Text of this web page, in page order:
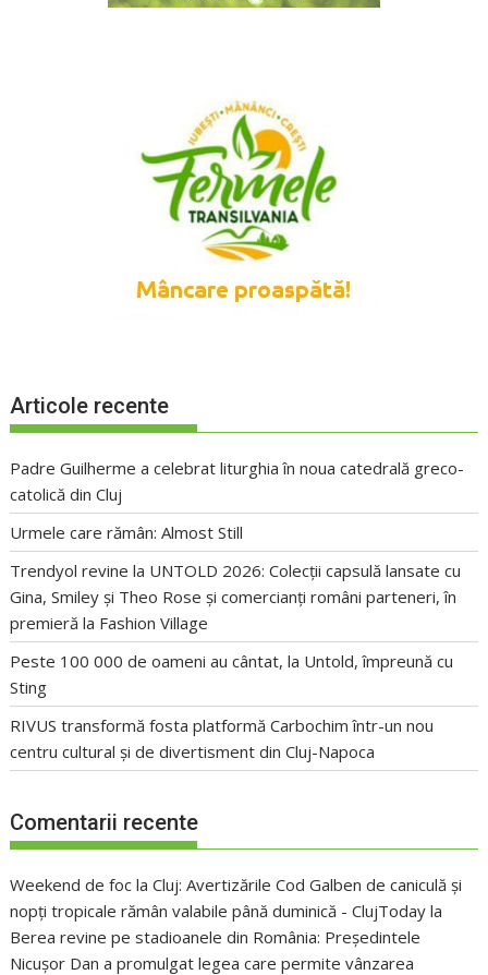
Articole recente
Padre Guilherme a celebrat liturghia în noua catedrală greco-
catolică din Cluj
Urmele care rămân: Almost Still
Trendyol revine la UNTOLD 2026: Colecții capsulă lansate cu
Gina, Smiley și Theo Rose și comercianți români parteneri, în
premieră la Fashion Village
Peste 100 000 de oameni au cântat, la Untold, împreună cu
Sting
RIVUS transformă fosta platformă Carbochim într-un nou
centru cultural și de divertisment din Cluj-Napoca
Comentarii recente
Weekend de foc la Cluj: Avertizările Cod Galben de caniculă și
nopți tropicale rămân valabile până duminică - ClujToday la
Berea revine pe stadioanele din România: Președintele
Nicușor Dan a promulgat legea care permite vânzarea